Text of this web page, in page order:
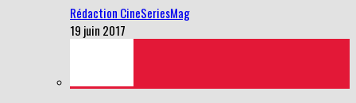
Rédaction CineSeriesMag
19 juin 2017